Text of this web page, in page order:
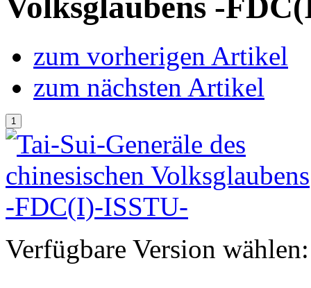
zum vorherigen Artikel
zum nächsten Artikel
Verfügbare Version wählen: